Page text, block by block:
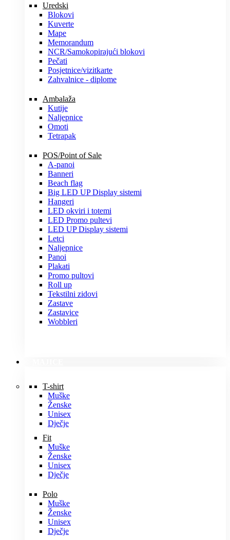
Uredski
Blokovi
Kuverte
Mape
Memorandum
NCR/Samokopirajući blokovi
Pečati
Posjetnice/vizitkarte
Zahvalnice - diplome
Ambalaža
Kutije
Naljepnice
Omoti
Tetrapak
POS/Point of Sale
A-panoi
Banneri
Beach flag
Big LED UP Display sistemi
Hangeri
LED okviri i totemi
LED Promo pultevi
LED UP Display sistemi
Letci
Naljepnice
Panoi
Plakati
Promo pultovi
Roll up
Tekstilni zidovi
Zastave
Zastavice
Wobbleri
T-shirt
Muške
Ženske
Unisex
Dječje
Fit
Muške
Ženske
Unisex
Dječje
Polo
Muške
Ženske
Unisex
Dječje